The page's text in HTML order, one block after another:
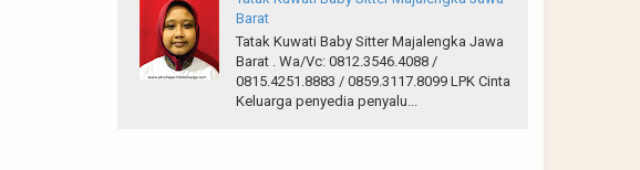
Barat
Tatak Kuwati Baby Sitter Majalengka Jawa
Barat . Wa/Vc: 0812.3546.4088 /
0815.4251.8883 / 0859.3117.8099 LPK Cinta
Keluarga penyedia penyalu...